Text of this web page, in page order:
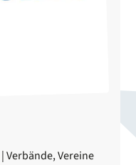
|Verbände, Vereine